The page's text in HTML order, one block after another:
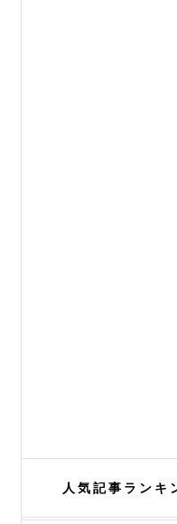
人気記事ランキ